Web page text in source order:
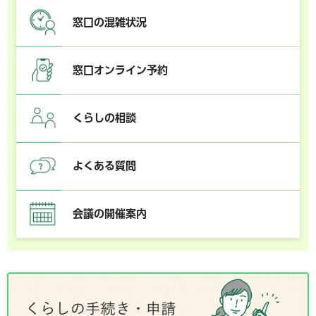
窓口の混雑状況
窓口オンライン予約
くらしの相談
よくある質問
会議の開催案内